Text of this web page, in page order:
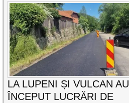
LA LUPENI ȘI VULCAN AU
ÎNCEPUT LUCRĂRI DE